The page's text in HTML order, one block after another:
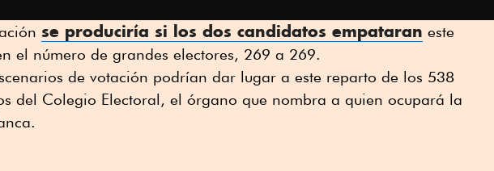
se produciría si los dos candidatos empataran este
el número de grandes electores, 269 a 269.
de votación podrían dar lugar a este reparto de los 538
del Colegio Electoral, el órgano que nombra a quien ocupará la